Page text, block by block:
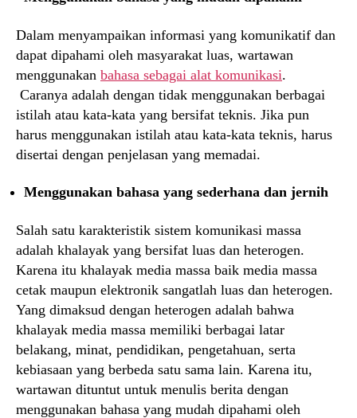
Dalam menyampaikan informasi yang komunikatif dan
dapat dipahami oleh masyarakat luas, wartawan
menggunakan bahasa sebagai alat komunikasi.
Caranya adalah dengan tidak menggunakan berbagai
istilah atau kata-kata yang bersifat teknis. Jika pun
harus menggunakan istilah atau kata-kata teknis, harus
disertai dengan penjelasan yang memadai.
Menggunakan bahasa yang sederhana dan jernih
Salah satu karakteristik sistem komunikasi massa
adalah khalayak yang bersifat luas dan heterogen.
Karena itu khalayak media massa baik media massa
cetak maupun elektronik sangatlah luas dan heterogen.
Yang dimaksud dengan heterogen adalah bahwa
khalayak media massa memiliki berbagai latar
belakang, minat, pendidikan, pengetahuan, serta
kebiasaan yang berbeda satu sama lain. Karena itu,
wartawan dituntut untuk menulis berita dengan
menggunakan bahasa yang mudah dipahami oleh